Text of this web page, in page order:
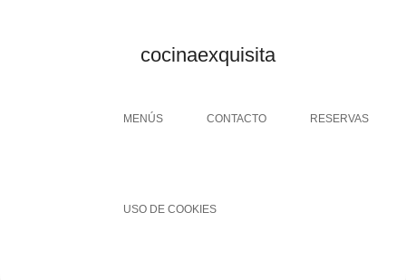
cocinaexquisita
Menu
SKIP TO CONTENT
MENÚS CONTACTO RESERVAS
USO DE COOKIES